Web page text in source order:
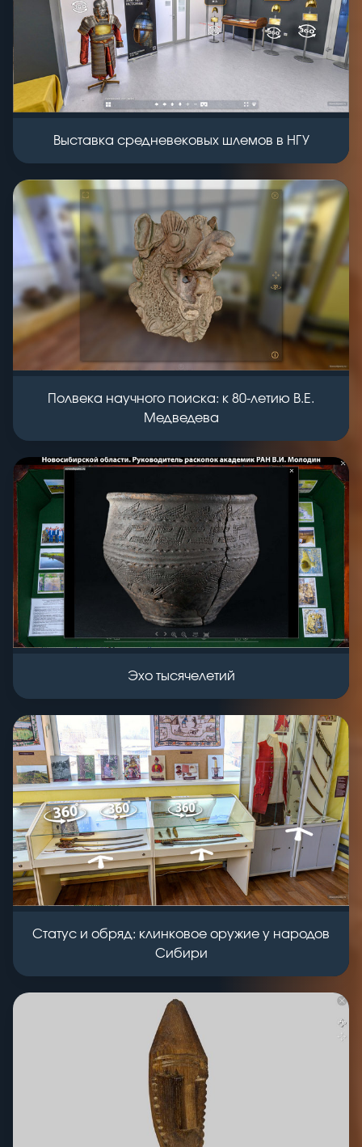
Выставка средневековых шлемов в НГУ
Полвека научного поиска: к 80-летию В.Е.
Медведева
Эхо тысячелетий
Статус и обряд: клинковое оружие у народов
Сибири